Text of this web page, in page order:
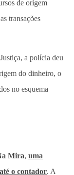
de origem
transações
a polícia deu
do dinheiro, o
no esquema
Mira, uma
o contador. A